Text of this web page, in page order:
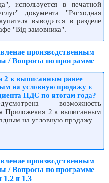
используется в печатной
документа "Расходная
выводится в разделе
"Від замовника".
производственным
/ Вопросы по программе
2 к выписанным ранее
на условную продажу в
НДС по итогам года?
возможность
Приложения 2 к выписанным
на условную продажу.
производственным
/ Вопросы по программе
1.2 и 1.3